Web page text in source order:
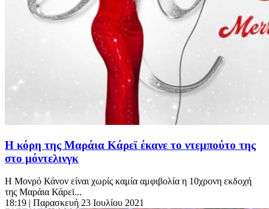
Η κόρη της Μαράια Κάρεϊ έκανε το ντεμπούτο της
στο μόντελινγκ
Η Mονρό Κάνον είναι χωρίς καμία αμφιβολία η 10χρονη εκδοχή
της Mαράια Κάρεϊ...
18:19 | Παρασκευή 23 Ιουλίου 2021